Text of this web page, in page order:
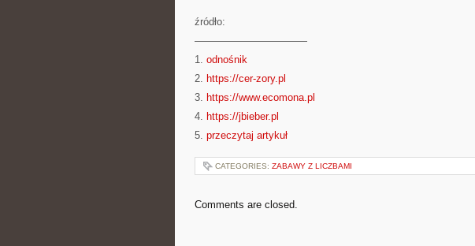
źródło:
———————————
1. odnośnik
2. https://cer-zory.pl
3. https://www.ecomona.pl
4. https://jbieber.pl
5. przeczytaj artykuł
CATEGORIES: ZABAWY Z LICZBAMI
Comments are closed.